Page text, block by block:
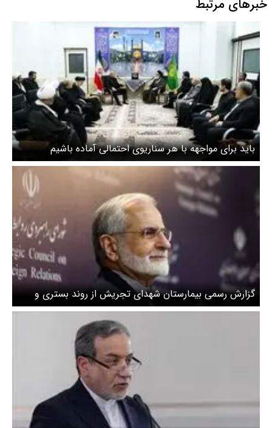
خبرهای مرتبط
باید برای مواجهه با هر سناریوی احتمالی آماده باشیم
گزارش رسمی بیمارستان شهدای تجریش از روند بستری و
شهادت دکتر کمال خرازی